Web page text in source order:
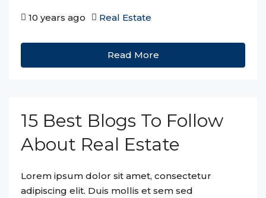
10 years ago Real Estate
Read More
15 Best Blogs To Follow
About Real Estate
Lorem ipsum dolor sit amet, consectetur
adipiscing elit. Duis mollis et sem sed